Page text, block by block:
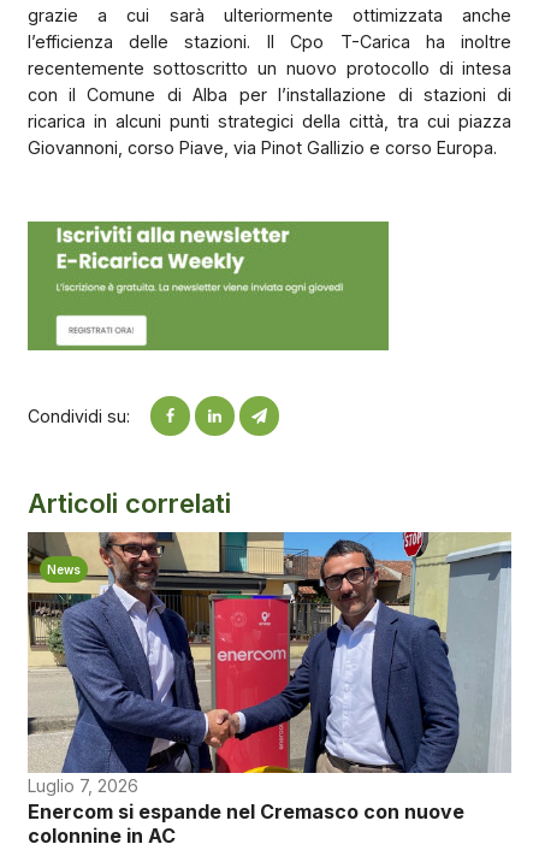
grazie a cui sarà ulteriormente ottimizzata anche
l’efficienza delle stazioni. Il Cpo T-Carica ha inoltre
recentemente sottoscritto un nuovo protocollo di intesa
con il Comune di Alba per l’installazione di stazioni di
ricarica in alcuni punti strategici della città, tra cui piazza
Giovannoni, corso Piave, via Pinot Gallizio e corso Europa.
Condividi su:
Articoli correlati
News
Luglio 7, 2026
Enercom si espande nel Cremasco con nuove
colonnine in AC